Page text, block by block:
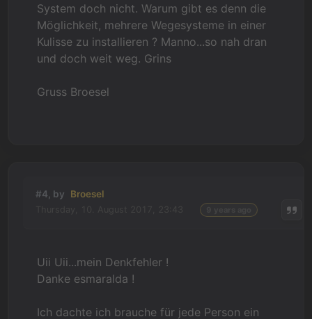
System doch nicht. Warum gibt es denn die
Möglichkeit, mehrere Wegesysteme in einer
Kulisse zu installieren ? Manno...so nah dran
und doch weit weg. Grins
Gruss Broesel
#4, by Broesel
Uii Uii...mein Denkfehler !
Danke esmaralda !
Ich dachte ich brauche für jede Person ein